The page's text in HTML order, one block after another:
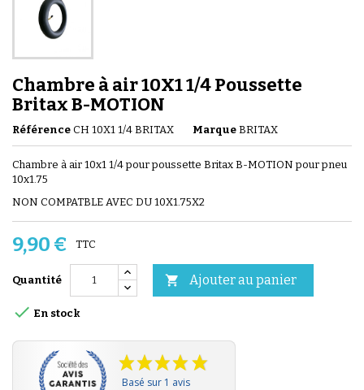
Chambre à air 10X1 1/4 Poussette
Britax B-MOTION
Référence CH 10X1 1/4 BRITAX Marque BRITAX
Chambre à air 10x1 1/4 pour poussette Britax B-MOTION pour pneu
10x1.75
NON COMPATBLE AVEC DU 10X1.75X2
9,90 € TTC
Quantité  Ajouter au panier
 En stock
Basé sur 1 avis